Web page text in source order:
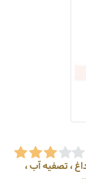
، تصفیه آب ،